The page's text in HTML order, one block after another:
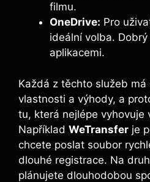
filmu.
OneDrive: Pro
ideální volba.
‌aplikacemi.
Každá z těchto⁤ služeb má
vlastnosti a výhody, a
tu, která nejlépe vyhovuje
Například WeTransfer je
chcete poslat soubor
dlouhé registrace. Na
plánujete dlouhodobou